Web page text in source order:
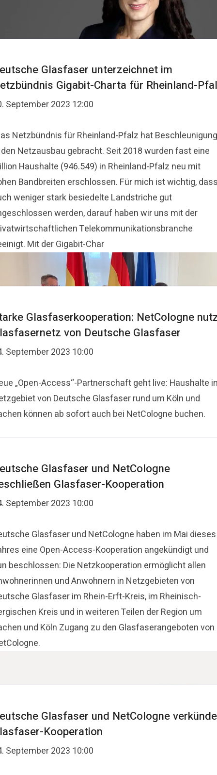
Glasfaser unterzeichnet im
Gigabit-Charta für Rheinland-
September 2023 12:00
Netzbündnis für Rheinland-Pfalz hat Beschleunigung
Netzausbau gebracht. Seit 2018 wurden fast eine
Haushalte (946.549) in Rheinland-Pfalz neu mit
Bandbreiten erschlossen. Für mich ist wichtig,
weniger stark besiedelte Landstriche gut
werden, darauf haben wir uns mit der
Telekommunikationsbranche
Mit der Gigabit-Char
Glasfaserkooperation: NetCologne
von Deutsche Glasfaser
September 2023 10:00
„Open-Access“-Partnerschaft geht live: Haushalte
von Deutsche Glasfaser rund um Köln und
können ab sofort auch bei NetCologne buchen.
Glasfaser und NetCologne
Glasfaser-Kooperation
September 2023 10:00
Glasfaser und NetCologne haben im Mai dieses
eine Open-Access-Kooperation angekündigt und
beschlossen: Die Netzkooperation ermöglicht allen
und Anwohnern in Netzgebieten von
Glasfaser im Rhein-Erft-Kreis, im Rheinisch-
Kreis und in weiteren Teilen der Region um
und Köln Zugang zu den Glasfaserangeboten von
Glasfaser und NetCologne
Kooperation
September 2023 10:00